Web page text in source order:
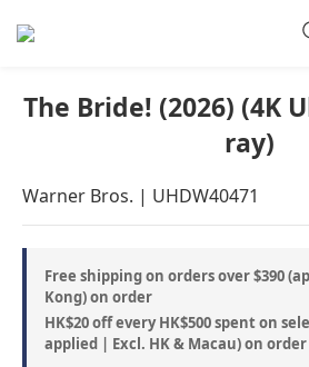
The Bride! (2026) (4K
ray)
Warner Bros. | UHDW40471
Free shipping on orders over $390
Kong) on order
HK$20 off every HK$500 spent on
applied | Excl. HK & Macau) on order